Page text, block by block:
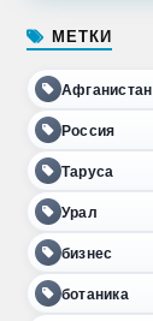
МЕТКИ
Афганистан
Россия
Таруса
Урал
бизнес
ботаника